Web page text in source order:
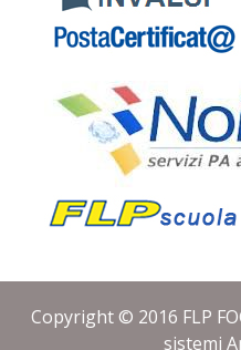
Copyright © 2016 FLP
sistemi